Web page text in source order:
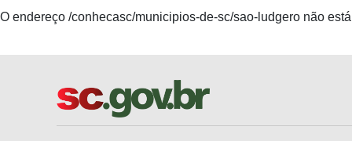
O endereço /conhecasc/municipios-de-sc/sao-ludgero não